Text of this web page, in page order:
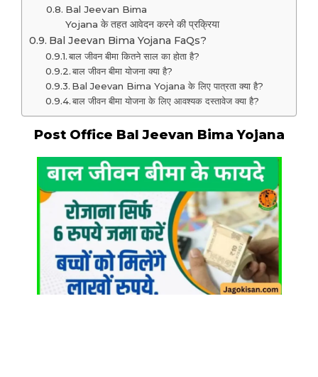
Bal Jeevan Bima
Yojana के तहत आवेदन करने की प्रक्रिया
Bal Jeevan Bima Yojana FaQs?
बाल जीवन बीमा कितने साल का होता है?
बाल जीवन बीमा योजना क्या है?
Bal Jeevan Bima Yojana के लिए पात्रता क्या है?
बाल जीवन बीमा योजना के लिए आवश्यक दस्तावेज क्या है?
Post Office Bal Jeevan Bima Yojana